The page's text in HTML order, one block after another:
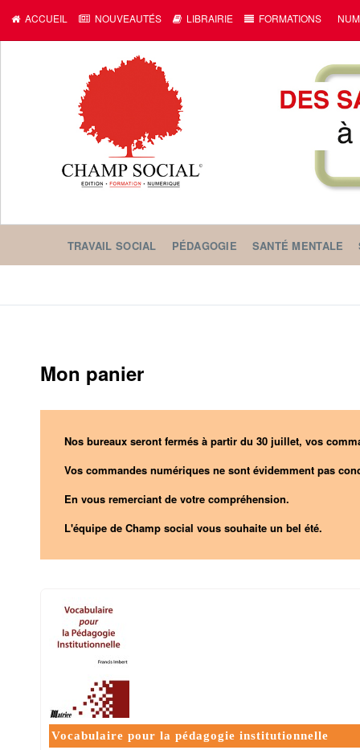
ACCUEIL NOUVEAUTÉS LIBRAIRIE FORMATIONS
TRAVAIL SOCIAL PÉDAGOGIE SANTÉ MENTALE
Mon panier
Nos bureaux seront fermés à partir du 30 juillet, vos
Vos commandes numériques ne sont évidemment pas
En vous remerciant de votre compréhension.
L'équipe de Champ social vous souhaite un bel été.
Vocabulaire pour la pédagogie institutionnelle